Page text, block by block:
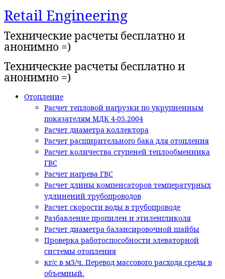
Перейти
к
содержимому
Retail Engineering
Технические расчеты бесплатно и
анонимно =)
Технические расчеты бесплатно и
анонимно =)
Отопление
Расчет тепловой нагрузки по укрупненным
показателям МДК 4-05.2004
Расчет диаметра коллектора
Расчет расширительного бака для отопления
Расчет количества ступеней теплообменника
ГВС
Расчет нагрева ГВС
Расчет длины компенсаторов температурных
удлинений трубопроводов
Расчет скорости воды в трубопроводе
Разбавление пропилен и этиленгликоля
Расчет диаметра балансировочной шайбы
Проверка работоспособности элеваторной
системы отопления
кг/с в м3/ч. Перевод массового расхода среды в
объемный.